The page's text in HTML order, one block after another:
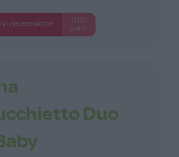
recensione
+100
punti
Duo